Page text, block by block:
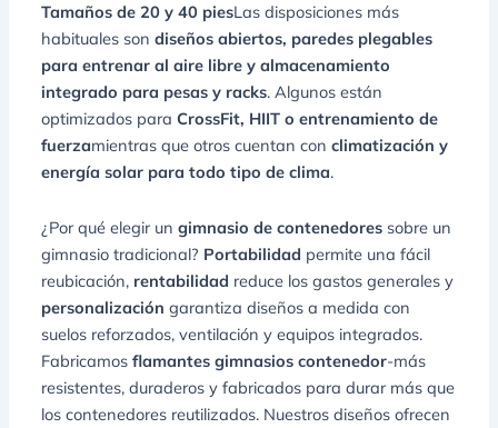
Tamaños de 20 y 40 piesLas disposiciones más
habituales sondiseños abiertos, paredes plegables
para entrenar al aire libre y almacenamiento
integrado para pesas y racks. Algunos están
optimizados paraCrossFit, HIIT o entrenamiento de
fuerzamientras que otros cuentan conclimatización y
energía solar para todo tipo de clima.
¿Por qué elegir ungimnasio de contenedores sobre un
gimnasio tradicional? Portabilidad permite una fácil
reubicación, rentabilidad reduce los gastos generales y
personalización garantiza diseños a medida con
suelos reforzados, ventilación y equipos integrados.
Fabricamosflamantes gimnasios contenedor-más
resistentes, duraderos y fabricados para durar más que
los contenedores reutilizados. Nuestros diseños ofrecen